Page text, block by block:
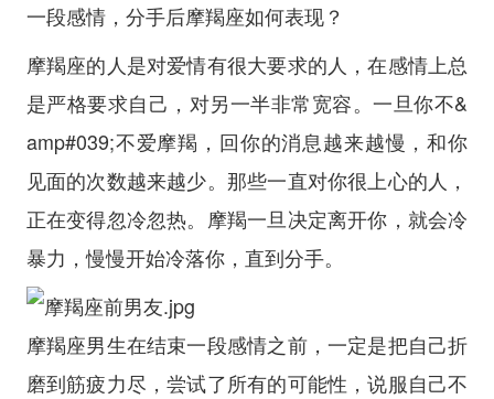
一段感情，分手后摩羯座如何表现？
摩羯座的人是对爱情有很大要求的人，在感情上总
是严格要求自己，对另一半非常宽容。一旦你不&
amp#039;不爱摩羯，回你的消息越来越慢，和你
见面的次数越来越少。那些一直对你很上心的人，
正在变得忽冷忽热。摩羯一旦决定离开你，就会冷
暴力，慢慢开始冷落你，直到分手。
摩羯座男生在结束一段感情之前，一定是把自己折
磨到筋疲力尽，尝试了所有的可能性，说服自己不